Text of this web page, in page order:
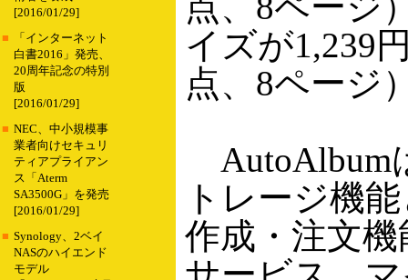
[2016/01/29]
■
「インターネット
白書2016」発売、
20周年記念の特別
版
[2016/01/29]
■ NEC、中小規模事
業者向けセキュリ
ティアプライアン
ス「Aterm
SA3500G」を発売
[2016/01/29]
■ Synology、2ベイ
NASのハイエンド
モデル
イズが1,239
点、8ページ
AutoAlbum
トレージ機
作成・注文